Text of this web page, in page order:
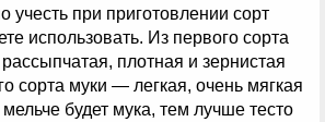
учесть при приготовлении сорт
использовать. Из первого сорта
плотная и зернистая
сорта муки — легкая, очень мягкая
будет мука, тем лучше тесто